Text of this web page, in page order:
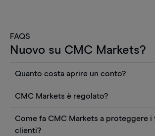
FAQS
Nuovo su CMC Markets?
Quanto costa aprire un conto?
Puoi anche visualizzare gratuitamente i
utilizzare strumenti come grafici,
o rapporti quantitativi sui titoli azionari di
CMC Markets è regolato?
regolamentato dall'Autorità federale
Come fa CMC Markets a proteggere i
clienti?